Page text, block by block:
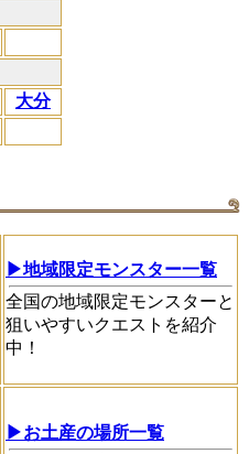
大分
▶地域限定モンスター一覧
全国の地域限定モンスターと
狙いやすいクエストを紹介
中！
▶お土産の場所一覧